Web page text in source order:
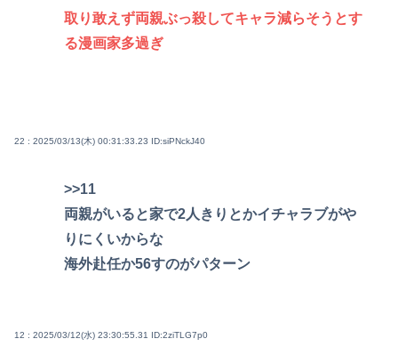
取り敢えず両親ぶっ殺してキャラ減らそうとす
る漫画家多過ぎ
22 : 2025/03/13(木) 00:31:33.23 ID:siPNckJ40
>>11
両親がいると家で2人きりとかイチャラブがや
りにくいからな
海外赴任か56すのがパターン
12 : 2025/03/12(水) 23:30:55.31 ID:2ziTLG7p0